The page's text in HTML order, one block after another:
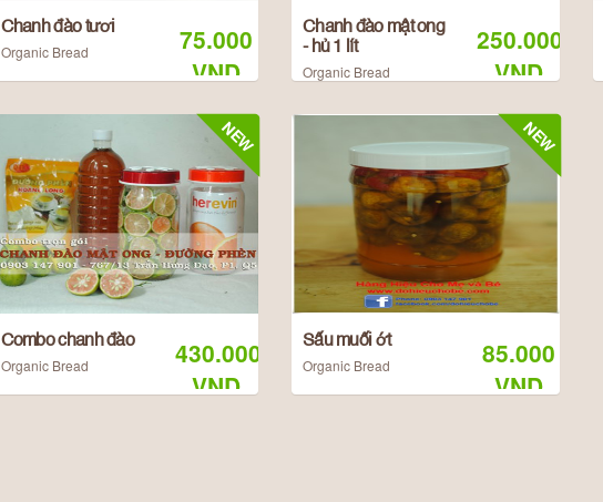
Chanh đào tươi
Organic Bread
75.000
VND
Chanh đào mật ong
- hủ 1 lít
Organic Bread
250.000
VND
NEW
Combo chanh đào
Organic Bread
430.000
VND
NEW
Sấu muối ớt
Organic Bread
85.000
VND